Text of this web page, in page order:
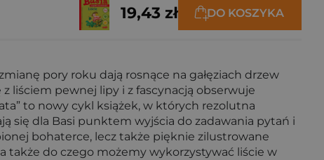
19,43 zł DO KOSZYKA
pory roku dają rosnące na gałęziach drzew
liściem pewnej lipy i z fascynacją obserwuje
to nowy cykl książek, w których rezolutna
się dla Basi punktem wyjścia do zadawania pytań i
bohaterce, lecz także pięknie zilustrowane
także do czego możemy wykorzystywać liście w